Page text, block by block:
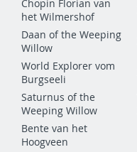
Chopin Florian van
het Wilmershof
Daan of the Weeping
Willow
World Explorer vom
Burgseeli
Saturnus of the
Weeping Willow
Bente van het
Hoogveen